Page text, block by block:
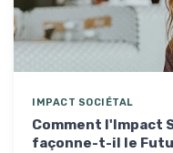
IMPACT SOCIÉTAL
Comment l'Impact
façonne-t-il le